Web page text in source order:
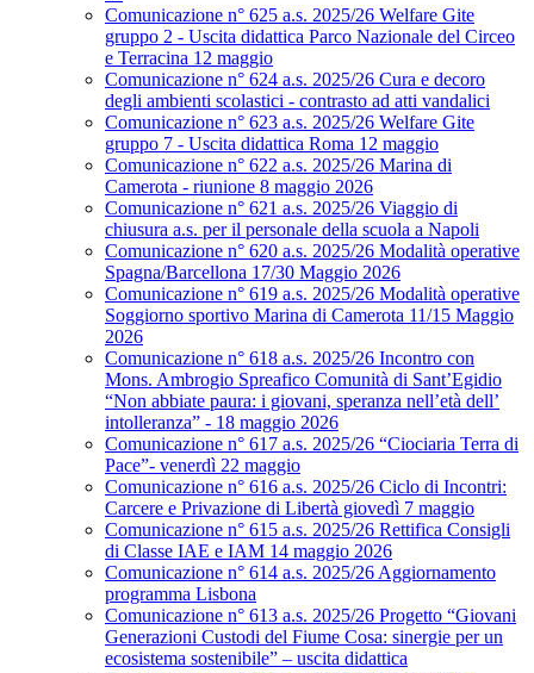
Comunicazione n° 625 a.s. 2025/26 Welfare Gite
gruppo 2 - Uscita didattica Parco Nazionale del Circeo
e Terracina 12 maggio
Comunicazione n° 624 a.s. 2025/26 Cura e decoro
degli ambienti scolastici - contrasto ad atti vandalici
Comunicazione n° 623 a.s. 2025/26 Welfare Gite
gruppo 7 - Uscita didattica Roma 12 maggio
Comunicazione n° 622 a.s. 2025/26 Marina di
Camerota - riunione 8 maggio 2026
Comunicazione n° 621 a.s. 2025/26 Viaggio di
chiusura a.s. per il personale della scuola a Napoli
Comunicazione n° 620 a.s. 2025/26 Modalità operative
Spagna/Barcellona 17/30 Maggio 2026
Comunicazione n° 619 a.s. 2025/26 Modalità operative
Soggiorno sportivo Marina di Camerota 11/15 Maggio
2026
Comunicazione n° 618 a.s. 2025/26 Incontro con
Mons. Ambrogio Spreafico Comunità di Sant’Egidio
“Non abbiate paura: i giovani, speranza nell’età dell’
intolleranza” - 18 maggio 2026
Comunicazione n° 617 a.s. 2025/26 “Ciociaria Terra di
Pace”- venerdì 22 maggio
Comunicazione n° 616 a.s. 2025/26 Ciclo di Incontri:
Carcere e Privazione di Libertà giovedì 7 maggio
Comunicazione n° 615 a.s. 2025/26 Rettifica Consigli
di Classe IAE e IAM 14 maggio 2026
Comunicazione n° 614 a.s. 2025/26 Aggiornamento
programma Lisbona
Comunicazione n° 613 a.s. 2025/26 Progetto “Giovani
Generazioni Custodi del Fiume Cosa: sinergie per un
ecosistema sostenibile” – uscita didattica